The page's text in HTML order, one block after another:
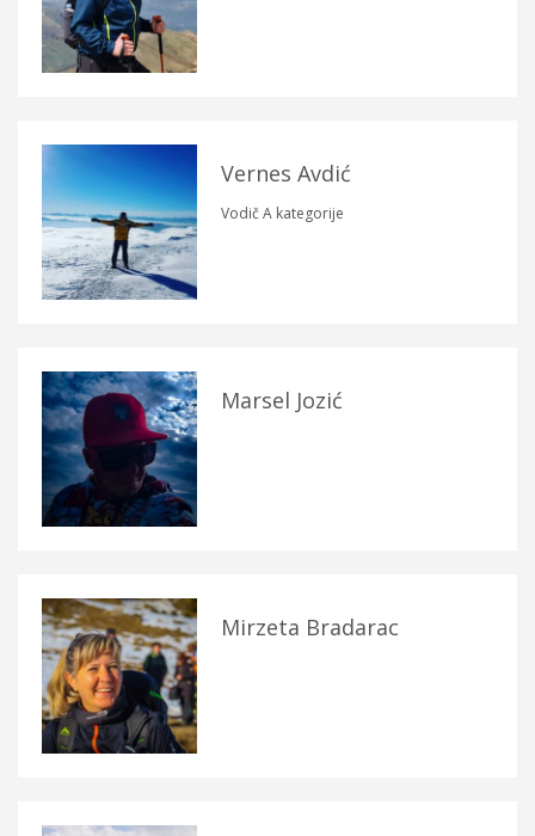
Vernes Avdić
Vodič A kategorije
Marsel Jozić
Mirzeta Bradarac